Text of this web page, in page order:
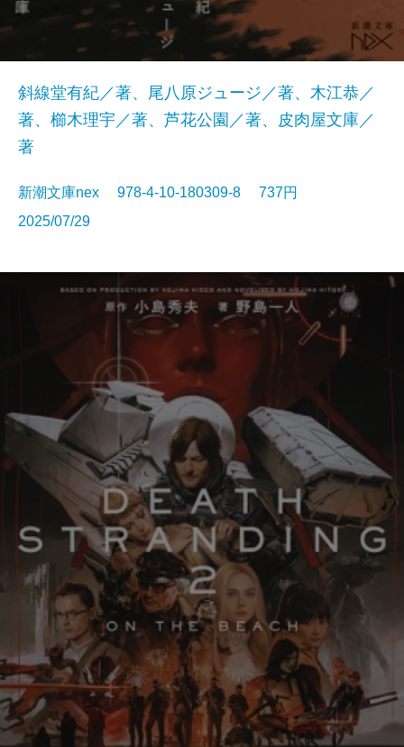
斜線堂有紀／著、尾八原ジュージ／著、木江恭／
著、櫛木理宇／著、芦花公園／著、皮肉屋文庫／
著
新潮文庫nex 978-4-10-180309-8 737円
2025/07/29